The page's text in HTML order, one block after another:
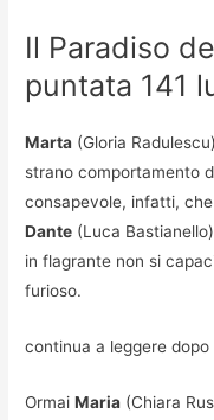
Il Paradiso
puntata 141
Marta (Gloria
strano comportamento
consapevole, infatti,
Dante (Luca
in flagrante non si
furioso.
continua a leggere dopo
OrmaiMaria (Chiara